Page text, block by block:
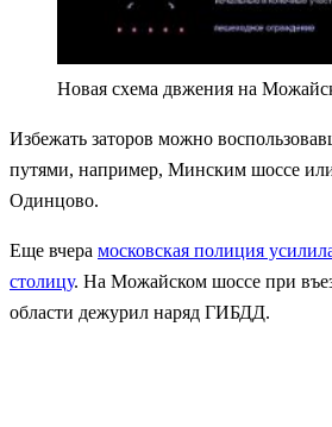
Новая схема двжения на
Избежать заторов можно
путями, например, Минским шоссе
Одинцово.
Еще вчера московская полиция
столицу. На Можайском шоссе при
области дежурил наряд ГИБДД.